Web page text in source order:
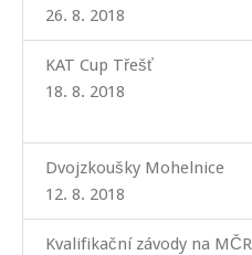
26. 8. 2018
KAT Cup Třešť
18. 8. 2018
Dvojzkoušky Mohelnice
12. 8. 2018
Kvalifikační závody na MČR